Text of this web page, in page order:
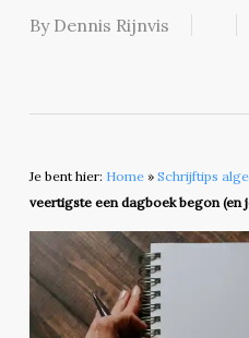
By Dennis Rijnvis
Je bent hier: Home» Schrijftips
veertigste een dagboek begon (en